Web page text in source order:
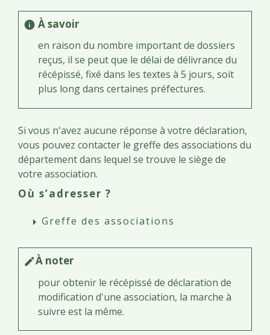
info À savoir
en raison du nombre important de dossiers
reçus, il se peut que le délai de délivrance du
récépissé, fixé dans les textes à 5 jours, soit
plus long dans certaines préfectures.
Si vous n'avez aucune réponse à votre déclaration,
vous pouvez contacter le greffe des associations du
département dans lequel se trouve le siège de
votre association.
Où s’adresser ?
arrow_right Greffe des associations
editÀ noter
pour obtenir le récépissé de déclaration de
modification d'une association, la marche à
suivre est la même.